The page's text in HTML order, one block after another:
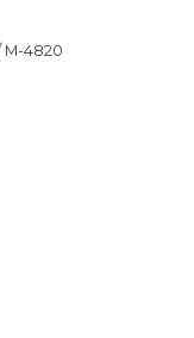
М-4820